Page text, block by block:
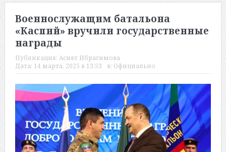
Военнослужащим батальона
«Каспий» вручили государственные
награды
Публикация: Асият Ибрагимова
Дата: 14 марта, 2025 в 13:53 в: Официально